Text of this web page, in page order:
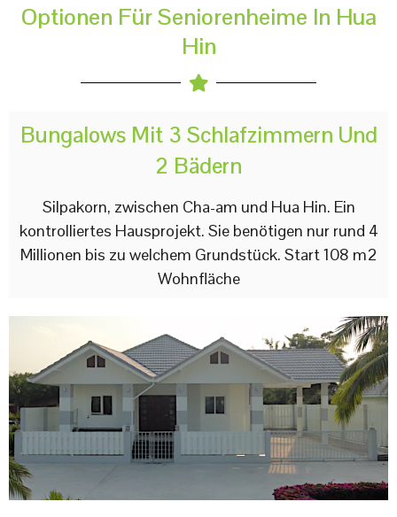
Optionen Für Seniorenheime In Hua
Hin
Bungalows Mit 3 Schlafzimmern Und
2 Bädern
Silpakorn, zwischen Cha-am und Hua Hin. Ein
kontrolliertes Hausprojekt. Sie benötigen nur rund 4
Millionen bis zu welchem ​​Grundstück. Start 108 m2
Wohnfläche